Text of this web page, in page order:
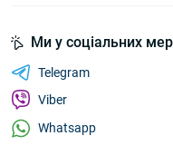
Ми у соціальних
Telegram
Viber
Whatsapp